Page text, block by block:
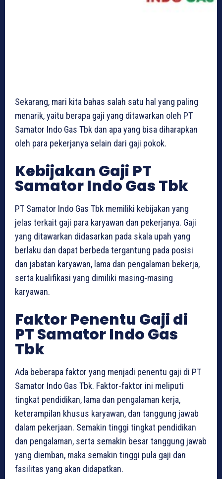
Sekarang, mari kita bahas salah satu hal yang paling
menarik, yaitu berapa gaji yang ditawarkan oleh PT
Samator Indo Gas Tbk dan apa yang bisa diharapkan
oleh para pekerjanya selain dari gaji pokok.
Kebijakan Gaji PT
Samator Indo Gas Tbk
PT Samator Indo Gas Tbk memiliki kebijakan yang
jelas terkait gaji para karyawan dan pekerjanya. Gaji
yang ditawarkan didasarkan pada skala upah yang
berlaku dan dapat berbeda tergantung pada posisi
dan jabatan karyawan, lama dan pengalaman bekerja,
serta kualifikasi yang dimiliki masing-masing
karyawan.
Faktor Penentu Gaji di
PT Samator Indo Gas
Tbk
Ada beberapa faktor yang menjadi penentu gaji di PT
Samator Indo Gas Tbk. Faktor-faktor ini meliputi
tingkat pendidikan, lama dan pengalaman kerja,
keterampilan khusus karyawan, dan tanggung jawab
dalam pekerjaan. Semakin tinggi tingkat pendidikan
dan pengalaman, serta semakin besar tanggung jawab
yang diemban, maka semakin tinggi pula gaji dan
fasilitas yang akan didapatkan.